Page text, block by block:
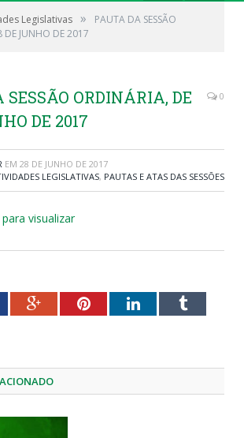
Legislativas »
PAUTA DA SESSÃO
DE JUNHO DE 2017
SESSÃO ORDINÁRIA, DE
DE 2017
0
EM 28 DE JUNHO DE 2017
LEGISLATIVAS, PAUTAS E ATAS DAS SESSÕES
visualizar
Google+PinterestLinkedInTumblr